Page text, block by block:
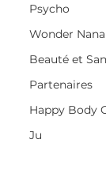
Psycho
Wonder Nana
Beauté et
Partenaires
Happy Body
Ju